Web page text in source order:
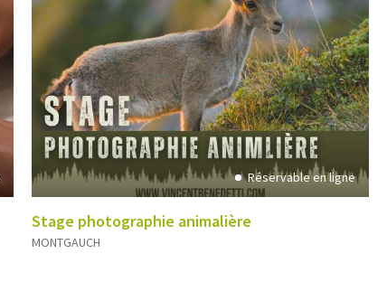
Réservable en ligne
Stage photographie animalière
MONTGAUCH